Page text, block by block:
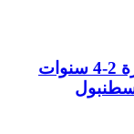
مطلوب ممثل مبيعات أسنان (خبرة 2-4 سنوات